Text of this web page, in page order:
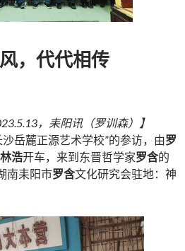
，代代相传
，耒阳讯（罗训森）】
岳麓正源艺术学校”的参访，由罗
浩开车，来到东晋哲学家罗含的
南耒阳市罗含文化研究会驻地：神